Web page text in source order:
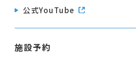
公式YouTube
施設予約